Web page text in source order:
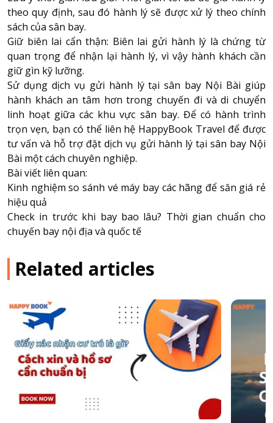
theo quy định, sau đó hành lý sẽ được xử lý theo chính
sách của sân bay.
Giữ biên lai cẩn thận: Biên lai gửi hành lý là chứng từ
quan trọng để nhận lại hành lý, vì vậy hành khách cần
giữ gìn kỹ lưỡng.
Sử dụng dịch vụ gửi hành lý tại sân bay Nội Bài giúp
hành khách an tâm hơn trong chuyến đi và di chuyển
linh hoạt giữa các khu vực sân bay. Để có hành trình
trọn vẹn, bạn có thể liên hệ HappyBook Travel để được
tư vấn và hỗ trợ đặt dịch vụ gửi hành lý tại sân bay Nội
Bài một cách chuyên nghiệp.
Bài viết liên quan:
Kinh nghiệm so sánh vé máy bay các hãng để săn giá rẻ
hiệu quả
Check in trước khi bay bao lâu? Thời gian chuẩn cho
chuyến bay nội địa và quốc tế
Related articles